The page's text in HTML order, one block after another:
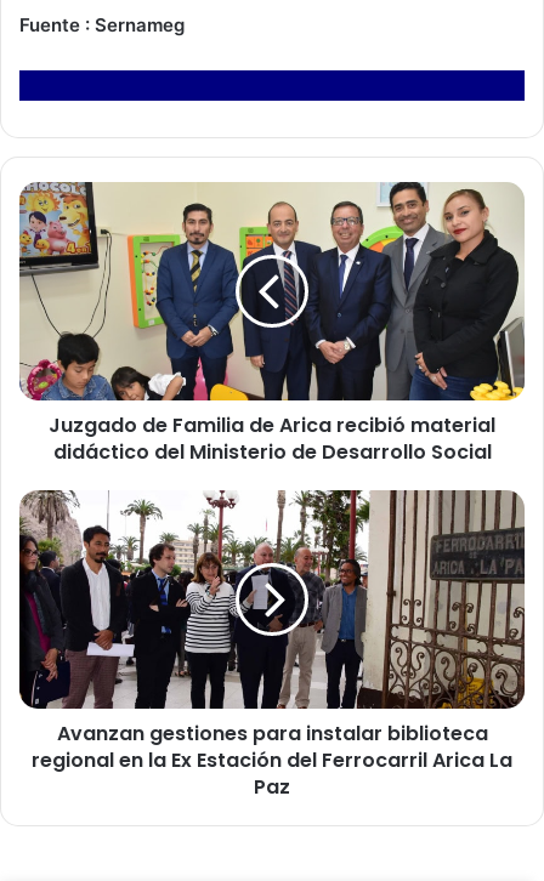
Fuente : Sernameg
J
u
z
g
d
e
i
l
i
a
d
i
c
Juzgado de Familia de Arica recibió material
didáctico del Ministerio de Desarrollo Social
A
v
a
n
z
e
Avanzan gestiones para instalar biblioteca
regional en la Ex Estación del Ferrocarril Arica La
Paz